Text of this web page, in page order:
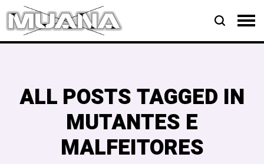
ALL POSTS TAGGED IN
MUTANTES E
MALFEITORES